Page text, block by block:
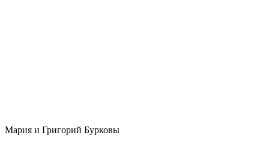
Мария и Григорий Бурковы